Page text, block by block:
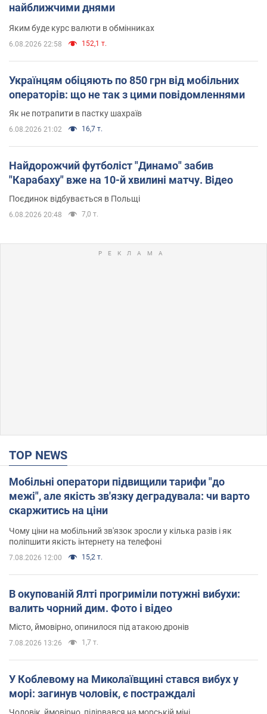
найближчими днями
Яким буде курс валюти в обмінниках
6.08.2026 22:58 152,1 т.
Українцям обіцяють по 850 грн від мобільних
операторів: що не так з цими повідомленнями
Як не потрапити в пастку шахраїв
6.08.2026 21:02 16,7 т.
Найдорожчий футболіст "Динамо" забив
"Карабаху" вже на 10-й хвилині матчу. Відео
Поєдинок відбувається в Польщі
6.08.2026 20:48 7,0 т.
TOP NEWS
Мобільні оператори підвищили тарифи "до
межі", але якість зв'язку деградувала: чи варто
скаржитись на ціни
Чому ціни на мобільний зв'язок зросли у кілька разів і як
поліпшити якість інтернету на телефоні
7.08.2026 12:00 15,2 т.
В окупованій Ялті прогриміли потужні вибухи:
валить чорний дим. Фото і відео
Місто, ймовірно, опинилося під атакою дронів
7.08.2026 13:26 1,7 т.
У Коблевому на Миколаївщині стався вибух у
морі: загинув чоловік, є постраждалі
Чоловік, ймовірно, підірвався на морській міні